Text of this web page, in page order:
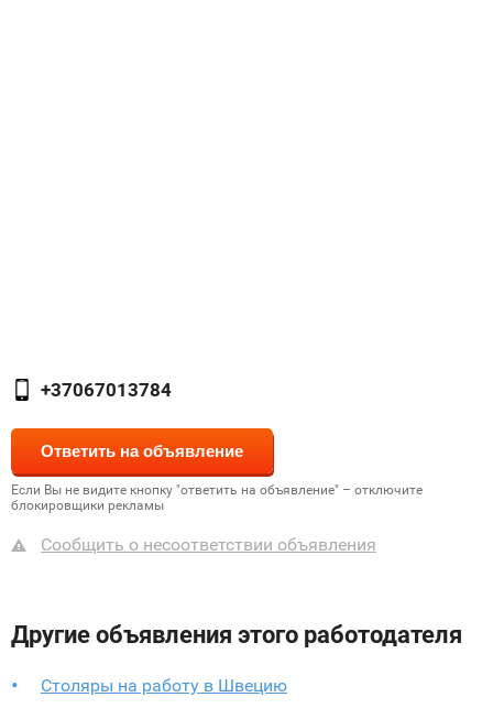
+37067013784
Если Вы не видите кнопку "ответить на объявление" – отключите
блокировщики рекламы
Сообщить о несоответствии объявления
Другие объявления этого работодателя
Столяры на работу в Швецию